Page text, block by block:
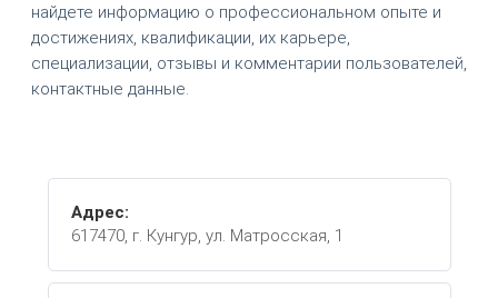
найдете информацию о профессиональном опыте и
достижениях, квалификации, их карьере,
специализации, отзывы и комментарии пользователей,
контактные данные.
Адрес:
617470, г. Кунгур, ул. Матросская, 1